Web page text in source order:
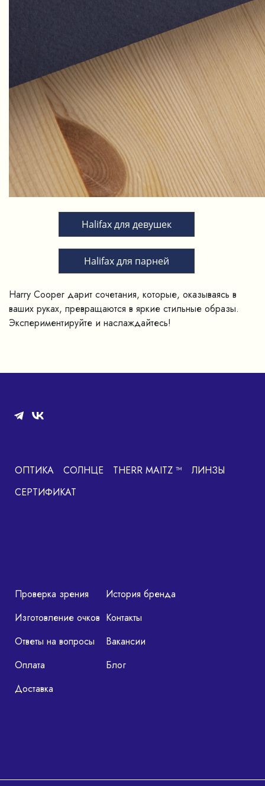
Halifax для девушек
Halifax для парней
Harry Cooper дарит сочетания, которые, оказываясь в
ваших руках, превращаются в яркие стильные образы.
Экспериментируйте и наслаждайтесь!
ОПТИКА СОЛНЦЕ THERR MAITZ ™
ЛИНЗЫ
СЕРТИФИКАТ
Проверка зрения
Изготовление очков
Ответы на вопросы
Оплата
Доставка
История бренда
Контакты
Вакансии
Блог